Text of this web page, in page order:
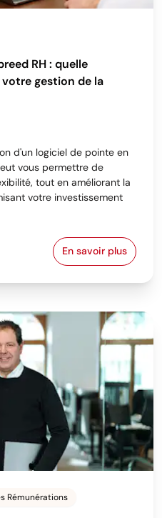
RH : quelle
gestion de la
d'un logiciel de pointe en
vous permettre de
tout en améliorant la
votre investissement
En savoir plus
Logiciel SIRH
Rémunérations